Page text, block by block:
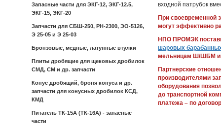
Запасные части для ЭКГ-12, ЭКГ-12.5,
ЭКГ-15, ЭКГ-20
Запчасти для СБШ-250, РН-2300, ЭО-5126,
Э 25-05 и Э 25-03
Бронзовые, медные, латунные втулки
Плиты дробящие для щековых дробилок
СМД, СМ и др. запчасти
Конус дробящий, броня конуса и др.
запчасти для конусных дробилок КСД,
КМД
Питатель ТК-15А (ТК-16А) - запасные
части
входной патрубок
При
могут эффективно
НПО ПРОМЭК
шаровых
мельницам Ш/ШБМ
Партнерские
производителями
оборудования
до транспортной
платежа – по